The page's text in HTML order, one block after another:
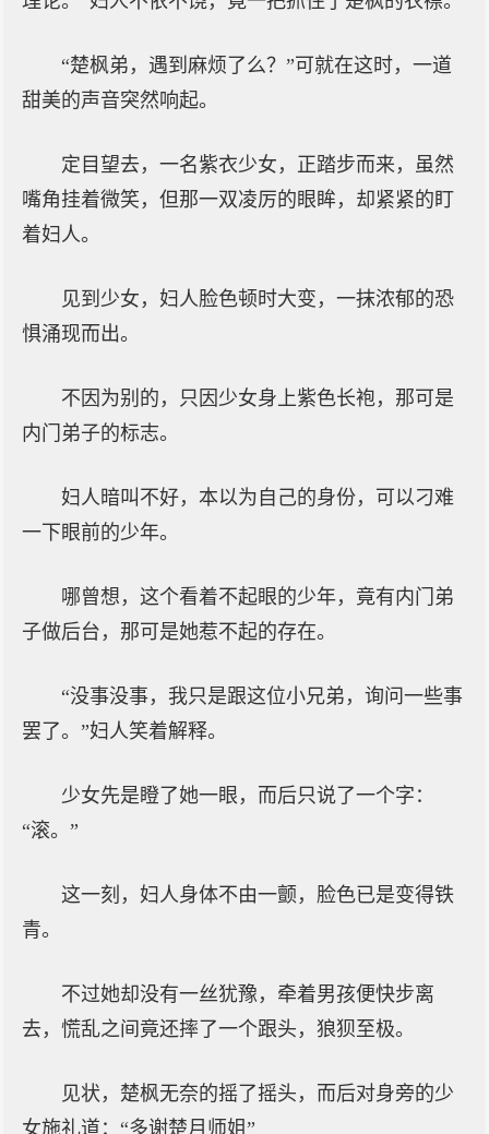
“楚枫弟，遇到麻烦了么？”可就在这时，一道
甜美的声音突然响起。
定目望去，一名紫衣少女，正踏步而来，虽然
嘴角挂着微笑，但那一双凌厉的眼眸，却紧紧的盯
着妇人。
见到少女，妇人脸色顿时大变，一抹浓郁的恐
惧涌现而出。
不因为别的，只因少女身上紫色长袍，那可是
内门弟子的标志。
妇人暗叫不好，本以为自己的身份，可以刁难
一下眼前的少年。
哪曾想，这个看着不起眼的少年，竟有内门弟
子做后台，那可是她惹不起的存在。
“没事没事，我只是跟这位小兄弟，询问一些事
罢了。”妇人笑着解释。
少女先是瞪了她一眼，而后只说了一个字：
“滚。”
这一刻，妇人身体不由一颤，脸色已是变得铁
青。
不过她却没有一丝犹豫，牵着男孩便快步离
去，慌乱之间竟还摔了一个跟头，狼狈至极。
见状，楚枫无奈的摇了摇头，而后对身旁的少
女施礼道：“多谢楚月师姐”